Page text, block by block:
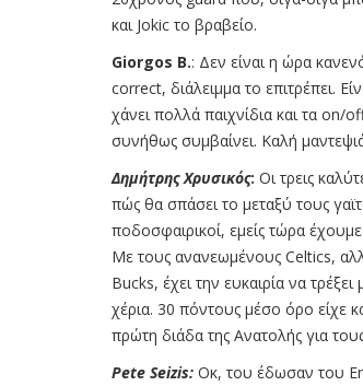
και Jokic το βραβείο.
Giorgos B.: Δεν είναι η ώρα
correct, διάλειμμα το επιτρέπει.
χάνει πολλά παιχνίδια και τα
συνήθως συμβαίνει. Καλή
Δημήτρης Χρυσικός: Οι τρεις
πώς θα σπάσει το μεταξύ τους
ποδοσφαιρικοί, εμείς τώρα
Mε τους ανανεωμένους Celtics,
Bucks, έχει την ευκαιρία να
χέρια. 30 πόντους μέσο όρο είχε
πρώτη διάδα της Ανατολής για
Pete Seizis: Οκ, του έδωσαν του